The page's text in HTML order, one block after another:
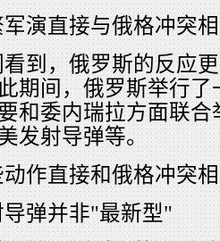
军演直接与俄格冲突
看到，俄罗斯的反应
期间，俄罗斯举行
和委内瑞拉方面联
发射导弹等。
动作直接和俄格冲突
导弹并非"最新型"